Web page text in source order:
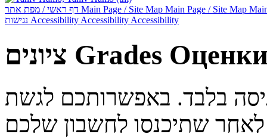
Main Page / Site Map Main Page / Site Map
Accessibility Accessibility Accessibility
ציונים Grades
בלבד. באפשרותכם לגשת